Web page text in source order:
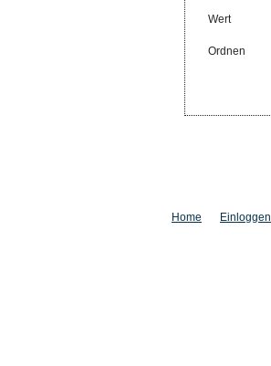
Wert
Ordnen
Home Einloggen